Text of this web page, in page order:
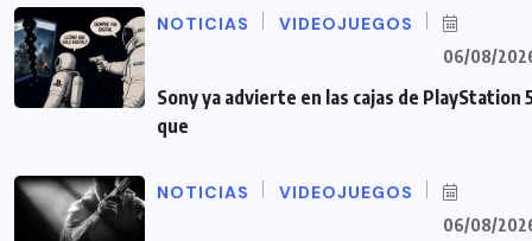
NOTICIAS VIDEOJUEGOS
06/08/
Sony ya advierte en las cajas de PlayStation
que
NOTICIAS VIDEOJUEGOS
06/08/